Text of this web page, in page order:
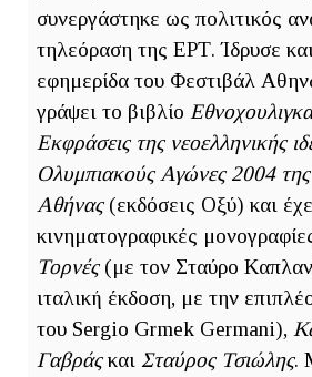
συνεργάστηκε ως πολιτικός
τηλεόραση της ΕΡΤ. Ίδρυσε
εφημερίδα του Φεστιβάλ
γράψει το βιβλίο
Εκφράσεις της νεοελληνικής
Ολυμπιακούς Αγώνες 2004 της
Αθήνας(εκδόσεις Οξύ) και
κινηματογραφικές
Τορνές(με τον Σταύρο
ιταλική έκδοση, με την
του Sergio Grmek Germani),
Γαβράςκαι Σταύρος Τσιώλης.